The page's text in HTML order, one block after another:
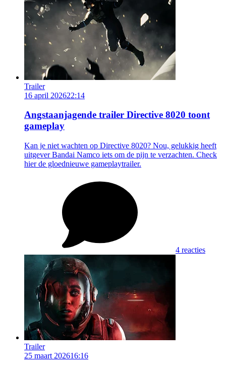
Trailer
16 april 202622:14
Angstaanjagende trailer Directive 8020 toont
gameplay
Kan je niet wachten op Directive 8020? Nou, gelukkig heeft
uitgever Bandai Namco iets om de pijn te verzachten. Check
hier de gloednieuwe gameplaytrailer.
4 reacties
Trailer
25 maart 202616:16